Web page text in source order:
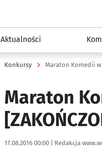
Aktualności
Konkursy Maraton Komedii w
Maraton
Data publikacji:
17.08.2016 00:00 | Autor:
Redakcja